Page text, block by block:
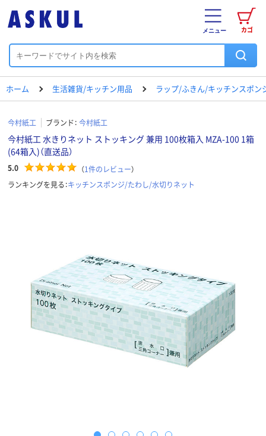
カゴ
メニュー
ホーム 生活雑貨/キッチン用品 ラップ/ふきん/キッチンスポン
今村紙工 ブランド： 今村紙工
今村紙工 水きりネット ストッキング 兼用 100枚箱入 MZA-100 1箱
(64箱入)（直送品）
5.0 （1件のレビュー）
ランキングを見る：キッチンスポンジ/たわし/水切りネット